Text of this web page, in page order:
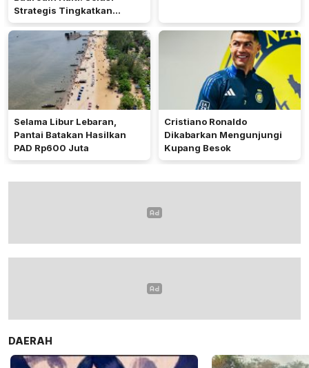
Strategis Tingkatkan
Tambang dan Keselamatan
Lalu Lintas
Selama Libur Lebaran,
Pantai Batakan Hasilkan
PAD Rp600 Juta
Cristiano Ronaldo
Dikabarkan Mengunjungi
Kupang Besok
DAERAH